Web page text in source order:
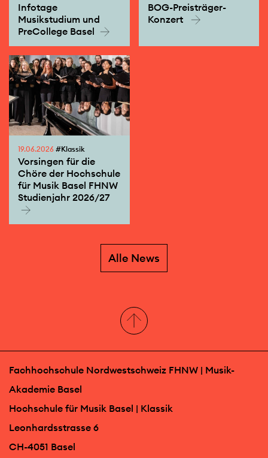
Infotage
Musikstudium und
PreCollege Basel
BOG-Preisträger-
Konzert
19.06.2026 #Klassik
Vorsingen für die
Chöre der Hochschule
für Musik Basel FHNW
Studienjahr 2026/27
Alle News
Fachhochschule Nordwestschweiz FHNW | Musik-
Akademie Basel
Hochschule für Musik Basel | Klassik
Leonhardsstrasse 6
CH-4051 Basel